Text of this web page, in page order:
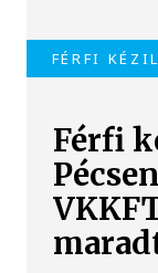
FÉRFI
Férfi